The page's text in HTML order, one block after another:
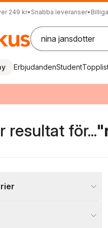
249 kr• Snabba leveranser•
ErbjudandenStudent
resultat för...